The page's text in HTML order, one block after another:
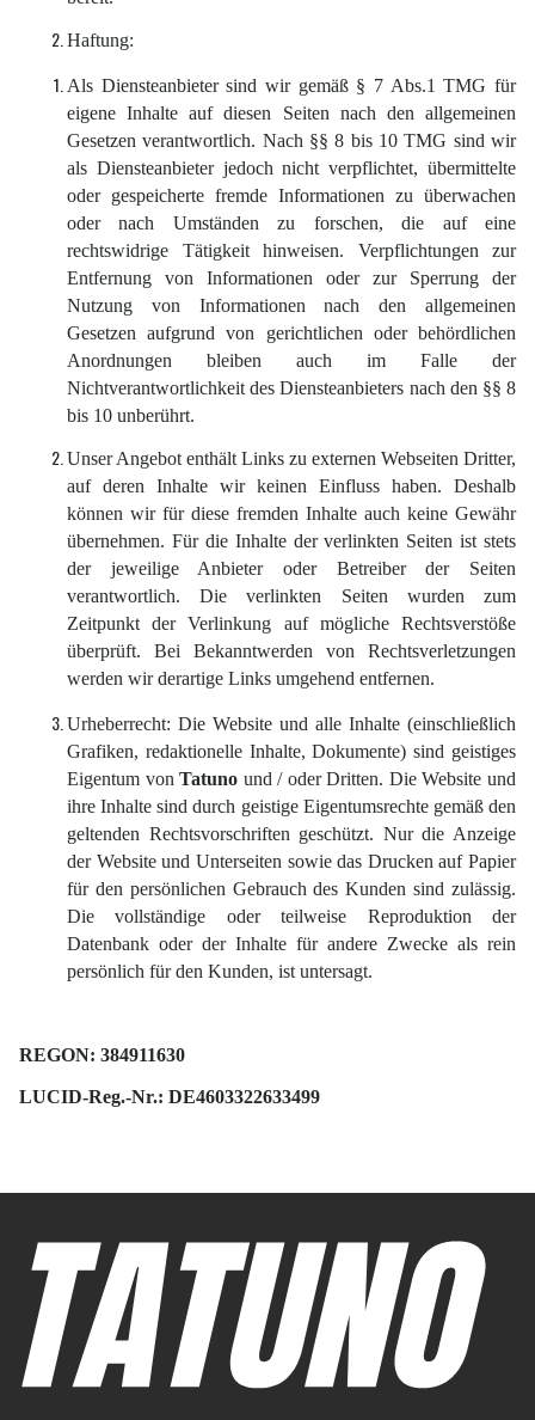
Haftung:
Als Diensteanbieter sind wir gemäß § 7 Abs.1 TMG für
eigene Inhalte auf diesen Seiten nach den allgemeinen
Gesetzen verantwortlich. Nach §§ 8 bis 10 TMG sind wir
als Diensteanbieter jedoch nicht verpflichtet, übermittelte
oder gespeicherte fremde Informationen zu überwachen
oder nach Umständen zu forschen, die auf eine
rechtswidrige Tätigkeit hinweisen. Verpflichtungen zur
Entfernung von Informationen oder zur Sperrung der
Nutzung von Informationen nach den allgemeinen
Gesetzen aufgrund von gerichtlichen oder behördlichen
Anordnungen bleiben auch im Falle der
Nichtverantwortlichkeit des Diensteanbieters nach den §§ 8
bis 10 unberührt.
Unser Angebot enthält Links zu externen Webseiten Dritter,
auf deren Inhalte wir keinen Einfluss haben. Deshalb
können wir für diese fremden Inhalte auch keine Gewähr
übernehmen. Für die Inhalte der verlinkten Seiten ist stets
der jeweilige Anbieter oder Betreiber der Seiten
verantwortlich. Die verlinkten Seiten wurden zum
Zeitpunkt der Verlinkung auf mögliche Rechtsverstöße
überprüft. Bei Bekanntwerden von Rechtsverletzungen
werden wir derartige Links umgehend entfernen.
Urheberrecht: Die Website und alle Inhalte (einschließlich
Grafiken, redaktionelle Inhalte, Dokumente) sind geistiges
Eigentum vonTatuno und / oder Dritten. Die Website und
ihre Inhalte sind durch geistige Eigentumsrechte gemäß den
geltenden Rechtsvorschriften geschützt. Nur die Anzeige
der Website und Unterseiten sowie das Drucken auf Papier
für den persönlichen Gebrauch des Kunden sind zulässig.
Die vollständige oder teilweise Reproduktion der
Datenbank oder der Inhalte für andere Zwecke als rein
persönlich für den Kunden, ist untersagt.
REGON: 384911630
LUCID-Reg.-Nr.: DE4603322633499